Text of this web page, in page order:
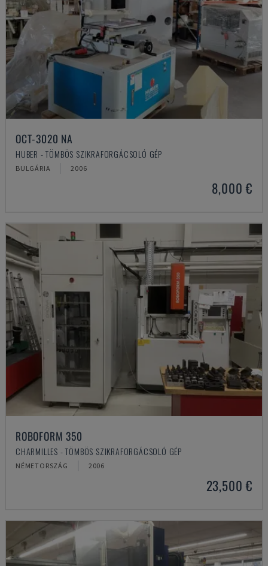
OCT-3020 NA
HUBER - TÖMBÖS SZIKRAFORGÁCSOLÓ GÉP
BULGÁRIA 2006
8,000 €
ROBOFORM 350
CHARMILLES - TÖMBÖS SZIKRAFORGÁCSOLÓ GÉP
NÉMETORSZÁG 2006
23,500 €